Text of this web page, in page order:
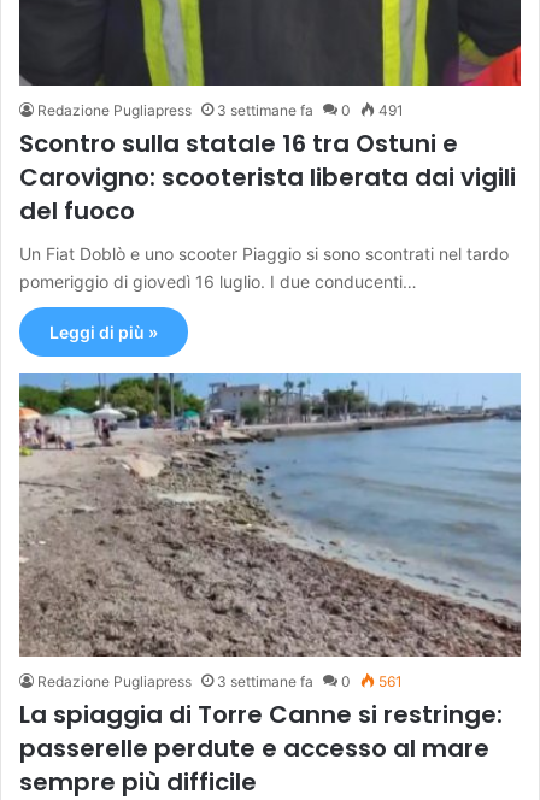
Redazione Pugliapress 3 settimane fa 0 491
Scontro sulla statale 16 tra Ostuni e
Carovigno: scooterista liberata dai vigili
del fuoco
Un Fiat Doblò e uno scooter Piaggio si sono scontrati nel tardo
pomeriggio di giovedì 16 luglio. I due conducenti…
Leggi di più »
Redazione Pugliapress 3 settimane fa 0 561
La spiaggia di Torre Canne si restringe:
passerelle perdute e accesso al mare
sempre più difficile